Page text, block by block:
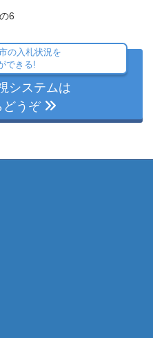
6
の入札状況を
できる!
システムは
どうぞ